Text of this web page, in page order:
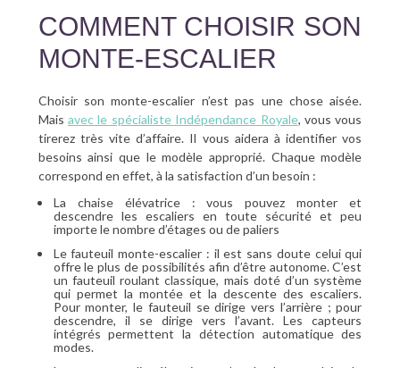
COMMENT CHOISIR SON
MONTE-ESCALIER
Choisir son monte-escalier n’est pas une chose aisée.
Mais avec le spécialiste Indépendance Royale, vous vous
tirerez très vite d’affaire. Il vous aidera à identifier vos
besoins ainsi que le modèle approprié. Chaque modèle
correspond en effet, à la satisfaction d’un besoin :
La chaise élévatrice : vous pouvez monter et
descendre les escaliers en toute sécurité et peu
importe le nombre d’étages ou de paliers
Le fauteuil monte-escalier : il est sans doute celui qui
offre le plus de possibilités afin d’être autonome. C’est
un fauteuil roulant classique, mais doté d’un système
qui permet la montée et la descente des escaliers.
Pour monter, le fauteuil se dirige vers l’arrière ; pour
descendre, il se dirige vers l’avant. Les capteurs
intégrés permettent la détection automatique des
modes.